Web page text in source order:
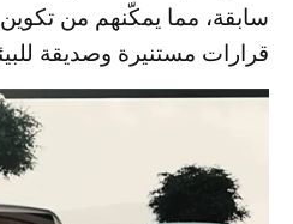
سابقة، مما يمكّنهم من
قرارات مستنيرة وصديقة